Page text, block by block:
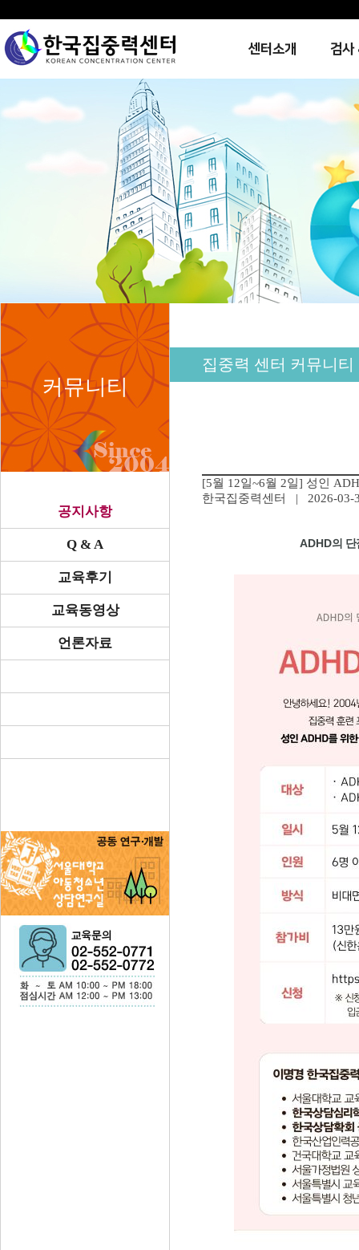
센터소개 검사
커뮤니티
공지사항
Q & A
교육후기
교육동영상
언론자료
집중력 센터 커뮤니티
[5월 12일~6월 2일] 성인
한국집중력센터
| 2026-03-
ADHD의 단